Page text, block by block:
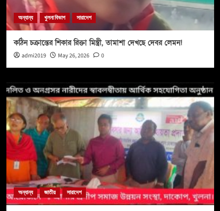
অন্যান্য খুলনা বিভাগ সারাদেশ
কঠিন চক্রান্তের শিকার রিক্তা মিস্ত্রী, তামাশা দেখছে দেবর লেমন!
admi2019 May 26, 2026 0
অন্যান্য জাতীয় সারাদেশ